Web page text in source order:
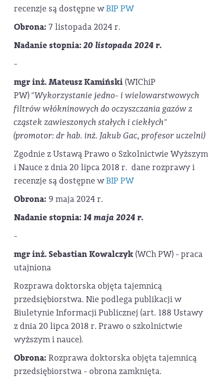
recenzje są dostępne wBIP PW
Obrona: 7 listopada 2024 r.
Nadanie stopnia:20 listopada 2024 r.
-
mgr inż. Mateusz Kamiński(WIChiP
PW) "Wykorzystanie jedno- i wielowarstwowych
filtrów włókninowych do oczyszczania gazów z
cząstek zawieszonych stałych i ciekłych"
(promotor: dr hab. inż. Jakub Gac, profesor uczelni)
Zgodnie z Ustawą Prawo o Szkolnictwie Wyższym
i Nauce z dnia 20 lipca 2018 r. dane rozprawy i
recenzje są dostępne wBIP PW
Obrona: 9 maja 2024 r.
Nadanie stopnia: 14 maja 2024 r.
-
mgr inż. Sebastian Kowalczyk(WCh PW) - praca
utajniona
Rozprawa doktorska objęta tajemnicą
przedsiębiorstwa. Nie podlega publikacji w
Biuletynie Informacji Publicznej (art. 188 Ustawy
z dnia 20 lipca 2018 r. Prawo o szkolnictwie
wyższym i nauce).
Obrona: Rozprawa doktorska objęta tajemnicą
przedsiębiorstwa - obrona zamknięta.